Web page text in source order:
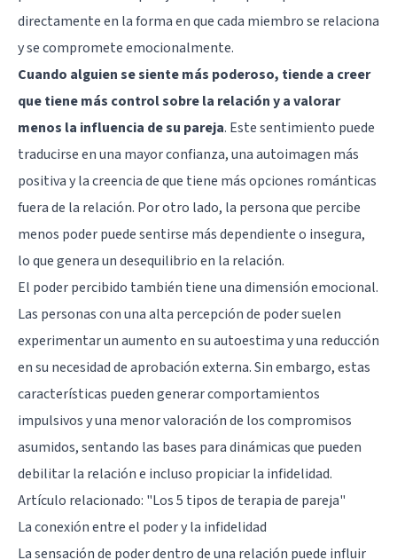
directamente en la forma en que cada miembro se relaciona
y se compromete emocionalmente.
Cuando alguien se siente más poderoso, tiende a creer
que tiene más control sobre la relación y a valorar
menos la influencia de su pareja. Este sentimiento puede
traducirse en una mayor confianza, una autoimagen más
positiva y la creencia de que tiene más opciones románticas
fuera de la relación. Por otro lado, la persona que percibe
menos poder puede sentirse más dependiente o insegura,
lo que genera un desequilibrio en la relación.
El poder percibido también tiene una dimensión emocional.
Las personas con una alta percepción de poder suelen
experimentar un aumento en su autoestima y una reducción
en su necesidad de aprobación externa. Sin embargo, estas
características pueden generar comportamientos
impulsivos y una menor valoración de los compromisos
asumidos, sentando las bases para dinámicas que pueden
debilitar la relación e incluso propiciar la infidelidad.
Artículo relacionado: "Los 5 tipos de terapia de pareja"
La conexión entre el poder y la infidelidad
La sensación de poder dentro de una relación puede influir